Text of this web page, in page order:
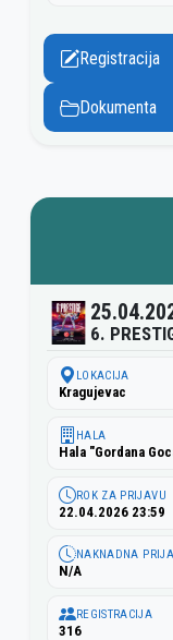
Registracija
Dokumenta
6.
LOKACIJA
Kragujevac
HALA
Hala "Gordana
ROK ZA PRIJAVU
22.04.2026 23:59
NAKNADNA
N/A
REGISTRACIJA
316